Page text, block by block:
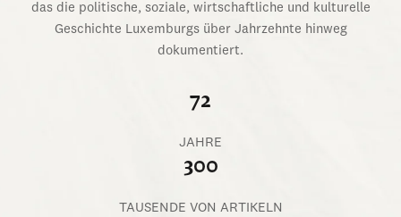
das die politische, soziale, wirtschaftliche und kulturelle
Geschichte Luxemburgs über Jahrzehnte hinweg
dokumentiert.
72
JAHRE
300
TAUSENDE VON ARTIKELN